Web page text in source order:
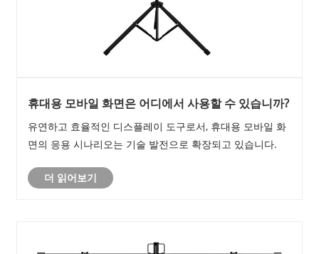
휴대용 모바일 화면은 어디에서 사용할 수 있습니까?
유연하고 효율적인 디스플레이 도구로서, 휴대용 모바일 화
면의 응용 시나리오는 기술 발전으로 확장되고 있습니다.
더 읽어보기